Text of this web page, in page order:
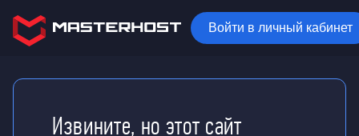
Войти в личный кабинет
Извините, но этот сайт